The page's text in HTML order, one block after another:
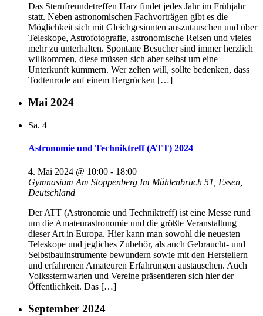
Das Sternfreundetreffen Harz findet jedes Jahr im Frühjahr
statt. Neben astronomischen Fachvorträgen gibt es die
Möglichkeit sich mit Gleichgesinnten auszutauschen und über
Teleskope, Astrofotografie, astronomische Reisen und vieles
mehr zu unterhalten. Spontane Besucher sind immer herzlich
willkommen, diese müssen sich aber selbst um eine
Unterkunft kümmern. Wer zelten will, sollte bedenken, dass
Todtenrode auf einem Bergrücken […]
Mai 2024
Sa. 4
Astronomie und Techniktreff (ATT) 2024
4. Mai 2024 @ 10:00 - 18:00
Gymnasium Am Stoppenberg Im Mühlenbruch 51, Essen,
Deutschland
Der ATT (Astronomie und Techniktreff) ist eine Messe rund
um die Amateurastronomie und die größte Veranstaltung
dieser Art in Europa. Hier kann man sowohl die neuesten
Teleskope und jegliches Zubehör, als auch Gebraucht- und
Selbstbauinstrumente bewundern sowie mit den Herstellern
und erfahrenen Amateuren Erfahrungen austauschen. Auch
Volkssternwarten und Vereine präsentieren sich hier der
Öffentlichkeit. Das […]
September 2024